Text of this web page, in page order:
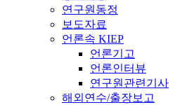
연구원동정
보도자료
언론속 KIEP
언론기고
언론인터뷰
연구원관련기사
해외연수/출장보고